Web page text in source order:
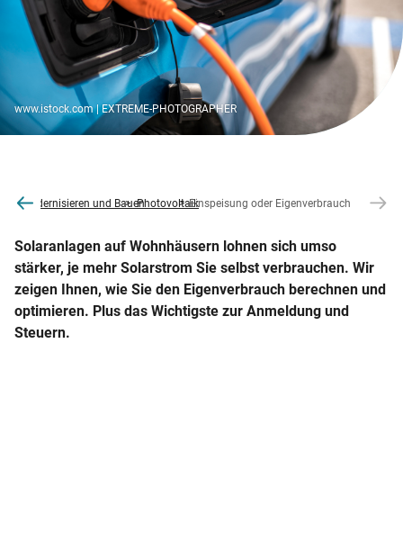
www.istock.com | EXTREME-PHOTOGRAPHER
Modernisieren und BauenPhotovoltaikEinspeisung oder Eigenverbrauch
Solaranlagen auf Wohnhäusern lohnen sich umso
stärker, je mehr Solarstrom Sie selbst verbrauchen. Wir
zeigen Ihnen, wie Sie den Eigenverbrauch berechnen und
optimieren. Plus das Wichtigste zur Anmeldung und
Steuern.